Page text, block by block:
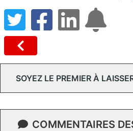
SOYEZ LE PREMIER À
COMMENTAIRES